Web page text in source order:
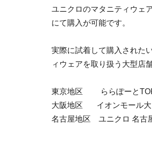
ユニクロのマタニティウェ
にて購入が可能です。
実際に試着して購入された
ィウェアを取り扱う大型店
東京地区 ららぽーと
大阪地区 イオンモール大
名古屋地区 ユニクロ 名古